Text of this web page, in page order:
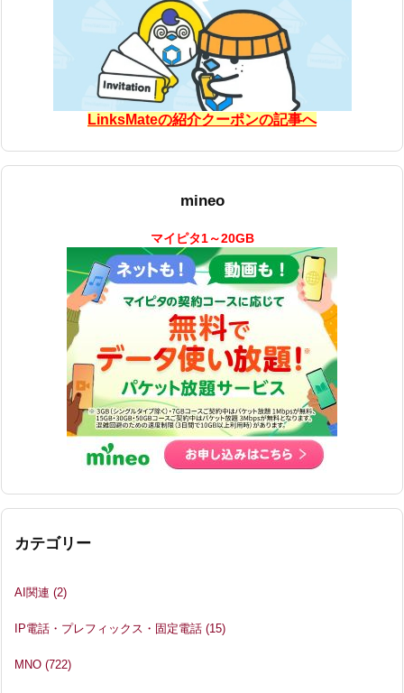
LinksMateの紹介クーポンの記事へ
mineo
マイピタ1～20GB
カテゴリー
AI関連 (2)
IP電話・プレフィックス・固定電話 (15)
MNO (722)